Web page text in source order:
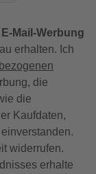
Mail-Werbung
erhalten. Ich
die
die
Kaufdaten,
widerrufen.
erhalte